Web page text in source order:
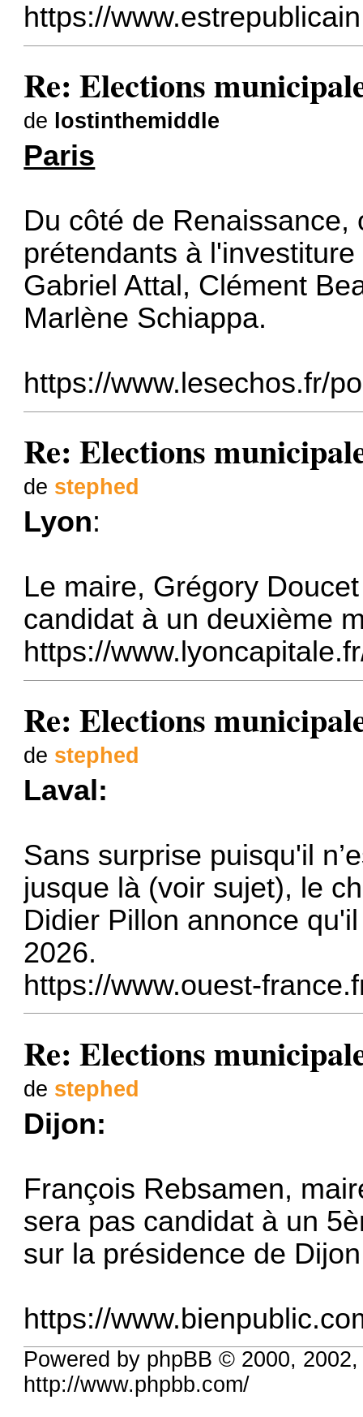
https://
Re: Elections
de lostinthemiddle
Paris
Du côté de
prétendants à
Gabriel Attal, Clément
Marlène Schiappa.
https://www.lesechos.fr/
Re: Elections
de stephed
Lyon:
Le maire, Grégory
candidat à un deuxième
https://
Re: Elections
de stephed
Laval:
Sans surprise puisqu'il
jusque là (voir sujet), le
Didier Pillon annonce
2026.
https://www.ouest-
Re: Elections
de stephed
Dijon:
François Rebsamen,
sera pas candidat à un
sur la présidence de
https://
Powered by phpBB © 2000,
http://www.phpbb.com/